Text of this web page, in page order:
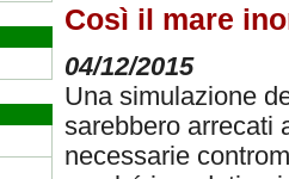
Così il mare
04/12/2015
Una simulazione
sarebbero arrecati
necessarie